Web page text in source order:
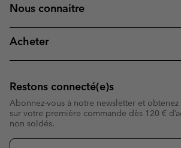
Nous connaitre
Acheter
Restons connecté(e)s
Abonnez-vous à notre newsletter et
sur votre première commande dès 120 €
non soldés.
Inscription